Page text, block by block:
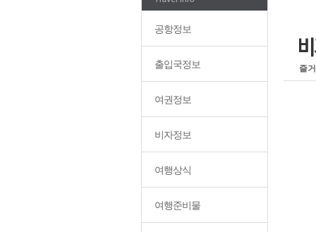
공항정보
출입국정보
여권정보
비자정보
여행상식
여행준비물
즐